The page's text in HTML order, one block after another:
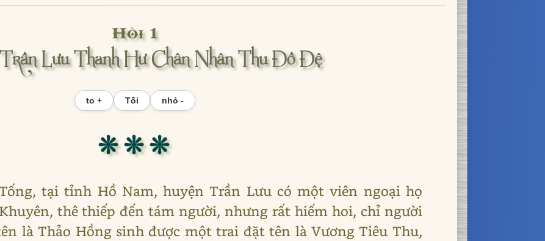
Hồi 1
Lưu Thanh Hư Chân Nhân Thu Đồ Đệ
to + Tối nhỏ -
❊ ❊ ❊
tại tỉnh Hồ Nam, huyện Trần Lưu có một viên ngoại họ
thê thiếp đến tám người, nhưng rất hiếm hoi, chỉ người
là Thảo Hồng sinh được một trai đặt tên là Vương Tiêu Thu,